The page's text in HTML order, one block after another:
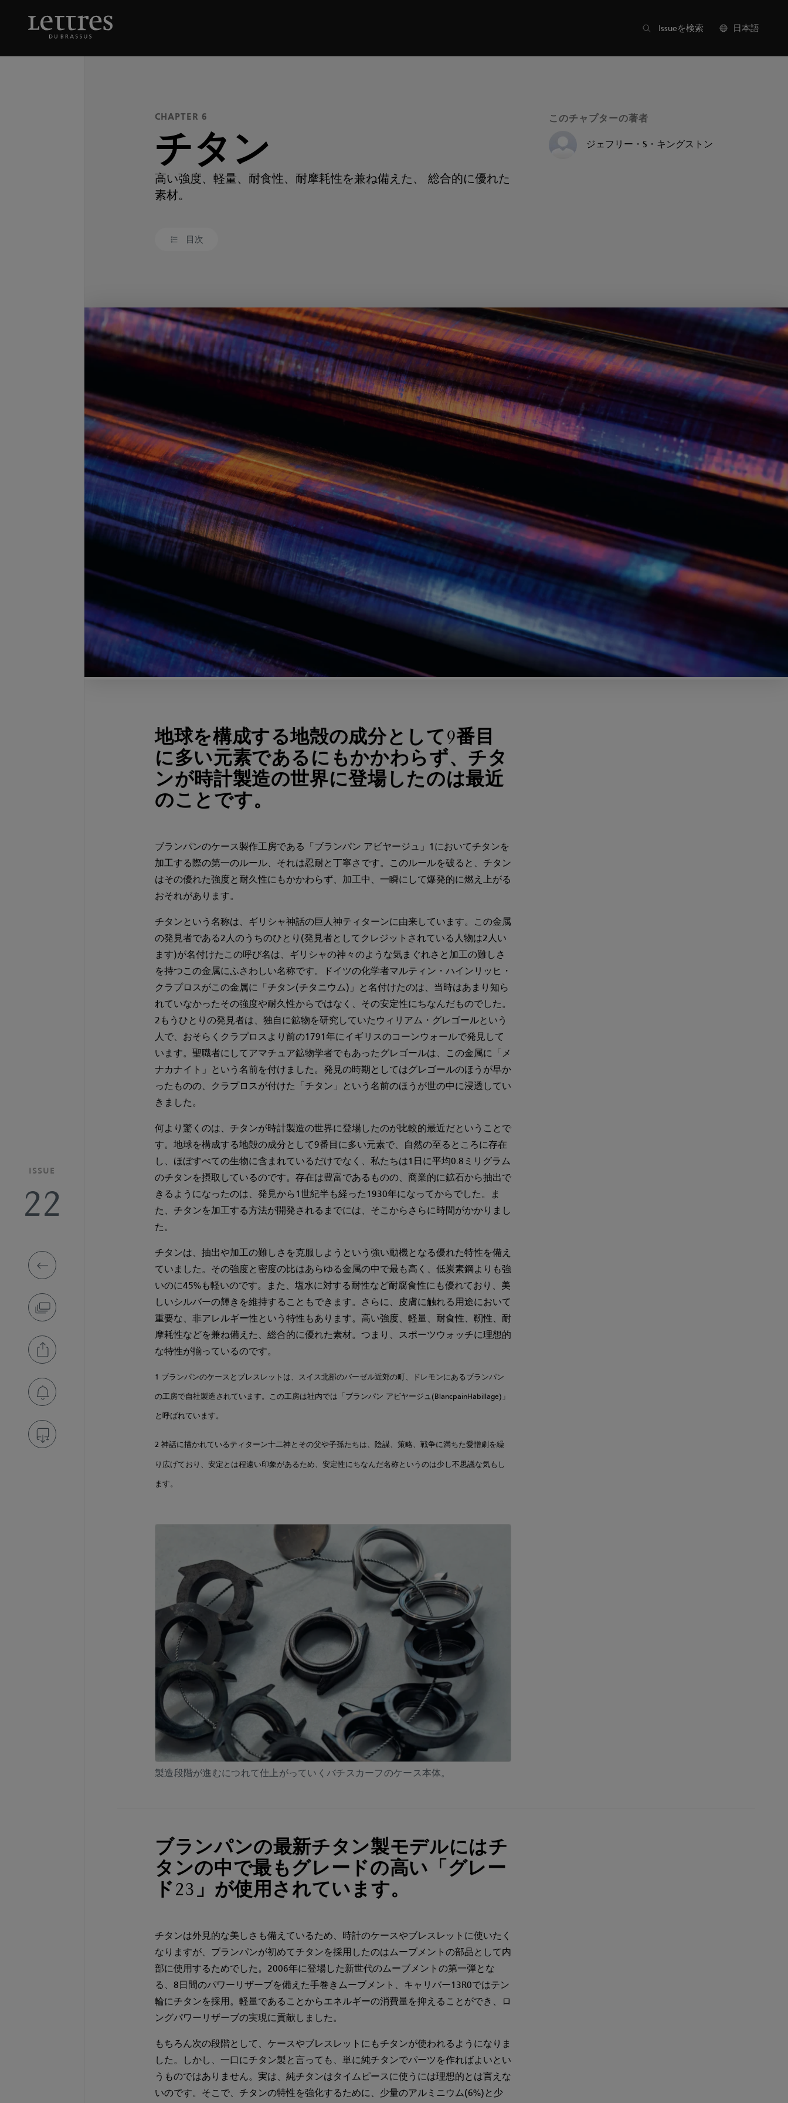
content
Issueを検索 日本語
ISSUE
22
CHAPTER 6
チタン
高い強度、軽量、耐食性、耐摩耗性を兼ね備えた、 総合的に優れた
素材。
目次
このチャプターの著者
ジェフリー・S・キングストン
地球を構成する地殻の成分として9番目
に多い元素であるにもかかわらず、チタ
ンが時計製造の世界に登場したのは最近
のことです。
ブランパンのケース製作工房である「ブランパン アビヤージュ」1においてチタンを
加工する際の第一のルール、それは忍耐と丁寧さです。このルールを破ると、チタン
はその優れた強度と耐久性にもかかわらず、加工中、一瞬にして爆発的に燃え上がる
おそれがあります。
チタンという名称は、ギリシャ神話の巨人神ティターンに由来しています。この金属
の発見者である2人のうちのひとり(発見者としてクレジットされている人物は2人い
ます)が名付けたこの呼び名は、ギリシャの神々のような気まぐれさと加工の難しさ
を持つこの金属にふさわしい名称です。ドイツの化学者マルティン・ハインリッヒ・
クラプロスがこの金属に「チタン(チタニウム)」と名付けたのは、当時はあまり知ら
れていなかったその強度や耐久性からではなく、その安定性にちなんだものでした。
2もうひとりの発見者は、独自に鉱物を研究していたウィリアム・グレゴールという
人で、おそらくクラプロスより前の1791年にイギリスのコーンウォールで発見して
います。聖職者にしてアマチュア鉱物学者でもあったグレゴールは、この金属に「メ
ナカナイト」という名前を付けました。発見の時期としてはグレゴールのほうが早か
ったものの、クラプロスが付けた「チタン」という名前のほうが世の中に浸透してい
きました。
何より驚くのは、チタンが時計製造の世界に登場したのが比較的最近だということで
す。地球を構成する地殻の成分として9番目に多い元素で、自然の至るところに存在
し、ほぼすべての生物に含まれているだけでなく、私たちは1日に平均0.8ミリグラム
のチタンを摂取しているのです。存在は豊富であるものの、商業的に鉱石から抽出で
きるようになったのは、発見から1世紀半も経った1930年になってからでした。ま
た、チタンを加工する方法が開発されるまでには、そこからさらに時間がかかりまし
た。
チタンは、抽出や加工の難しさを克服しようという強い動機となる優れた特性を備え
ていました。その強度と密度の比はあらゆる金属の中で最も高く、低炭素鋼よりも強
いのに45%も軽いのです。また、塩水に対する耐性など耐腐食性にも優れており、美
しいシルバーの輝きを維持することもできます。さらに、皮膚に触れる用途において
重要な、非アレルギー性という特性もあります。高い強度、軽量、耐食性、靭性、耐
摩耗性などを兼ね備えた、総合的に優れた素材。つまり、スポーツウォッチに理想的
な特性が揃っているのです。
1 ブランパンのケースとブレスレットは、スイス北部のバーゼル近郊の町、ドレモンにあるブランパン
の工房で自社製造されています。この工房は社内では「ブランパン アビヤージュ(BlancpainHabillage)」
と呼ばれています。
2 神話に描かれているティターン十二神とその父や子孫たちは、陰謀、策略、戦争に満ちた愛憎劇を繰
り広げており、安定とは程遠い印象があるため、安定性にちなんだ名称というのは少し不思議な気もし
ます。
製造段階が進むにつれて仕上がっていくバチスカーフのケース本体。
ブランパンの最新チタン製モデルにはチ
タンの中で最もグレードの高い「グレー
ド23」が使用されています。
チタンは外見的な美しさも備えているため、時計のケースやブレスレットに使いたく
なりますが、ブランパンが初めてチタンを採用したのはムーブメントの部品として内
部に使用するためでした。2006年に登場した新世代のムーブメントの第一弾とな
る、8日間のパワーリザーブを備えた手巻きムーブメント、キャリバー13R0ではテン
輪にチタンを採用。軽量であることからエネルギーの消費量を抑えることができ、ロ
ングパワーリザーブの実現に貢献しました。
もちろん次の段階として、ケースやブレスレットにもチタンが使われるようになりま
した。しかし、一口にチタン製と言っても、単に純チタンでパーツを作ればよいとい
うものではありません。実は、純チタンはタイムピースに使うには理想的とは言えな
いのです。そこで、チタンの特性を強化するために、少量のアルミニウム(6%)と少